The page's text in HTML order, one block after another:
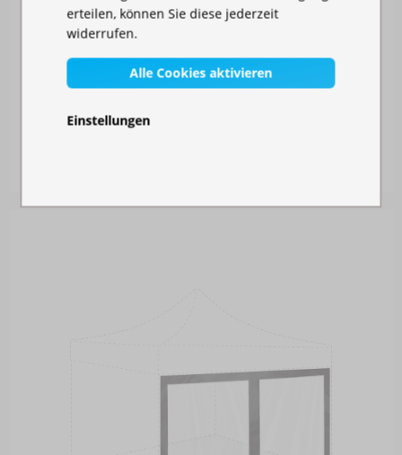
erteilen, können Sie diese jederzeit
widerrufen.
Alle Cookies aktivieren
Einstellungen